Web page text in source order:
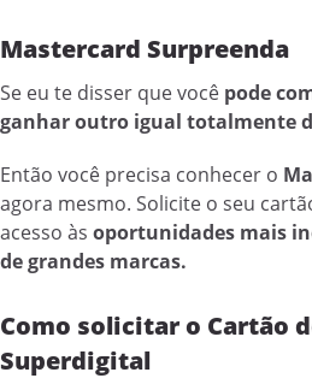
Mastercard Surpreenda
Se eu te disser que você pode
ganhar outro igual totalmente
Então você precisa conhecer o
agora mesmo. Solicite o seu
acesso às oportunidades mais
de grandes marcas.
Como solicitar o Cartão
Superdigital